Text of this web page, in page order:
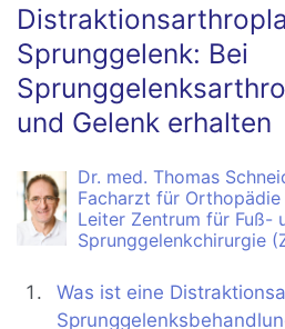
Sprunggelenk: Bei
und Gelenk erhalten
Dr. med. Thomas
Facharzt für
Leiter Zentrum für Fuß-
Sprunggelenkchirurgie
Was ist eine